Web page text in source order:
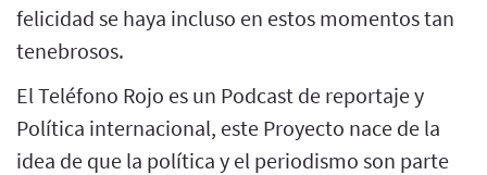
felicidad se haya incluso en estos momentos tan
tenebrosos.
El Teléfono Rojo es un Podcast de reportaje y
Política internacional, este Proyecto nace de la
idea de que la política y el periodismo son parte